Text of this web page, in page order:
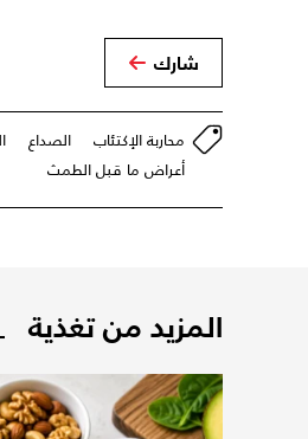
شارك
محاربة الإكتئاب الصداع
أعراض ما قبل الطمث
المزيد من تغذية